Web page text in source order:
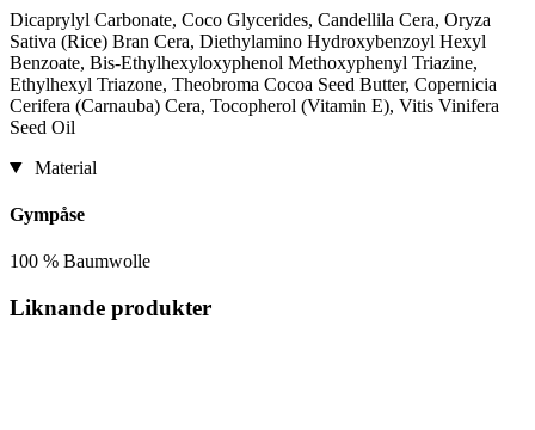
Dicaprylyl Carbonate, Coco Glycerides, Candellila Cera, Oryza
Sativa (Rice) Bran Cera, Diethylamino Hydroxybenzoyl Hexyl
Benzoate, Bis-Ethylhexyloxyphenol Methoxyphenyl Triazine,
Ethylhexyl Triazone, Theobroma Cocoa Seed Butter, Copernicia
Cerifera (Carnauba) Cera, Tocopherol (Vitamin E), Vitis Vinifera
Seed Oil
Material
Gympåse
100 % Baumwolle
Liknande produkter